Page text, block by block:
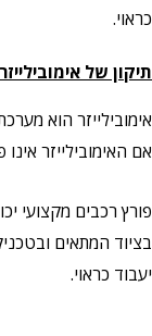
כראוי.
תיקון של אימובילייזר
אימובילייזר הוא
אם האימובילייזר
פורץ רכבים מקצועי
בציוד המתאים
יעבוד כראוי.